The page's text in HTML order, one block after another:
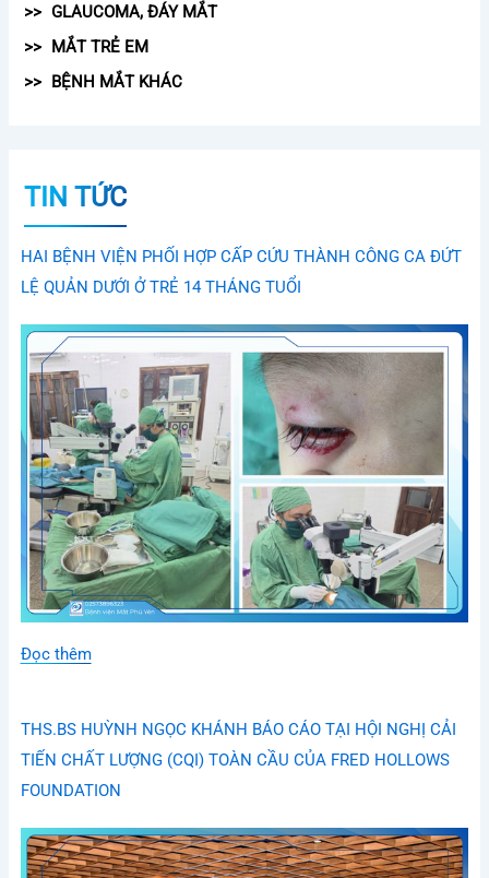
GLAUCOMA, ĐÁY MẮT
MẮT TRẺ EM
BỆNH MẮT KHÁC
TIN TỨC
HAI BỆNH VIỆN PHỐI HỢP CẤP CỨU THÀNH CÔNG CA ĐỨT
LỆ QUẢN DƯỚI Ở TRẺ 14 THÁNG TUỔI
Đọc thêm
THS.BS HUỲNH NGỌC KHÁNH BÁO CÁO TẠI HỘI NGHỊ CẢI
TIẾN CHẤT LƯỢNG (CQI) TOÀN CẦU CỦA FRED HOLLOWS
FOUNDATION